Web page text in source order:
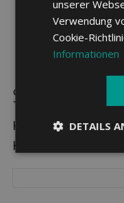
Hier sehen Sie die
Krankenkassen in
unserer
Verwendung
Cookie-
Informationen
DETAILS